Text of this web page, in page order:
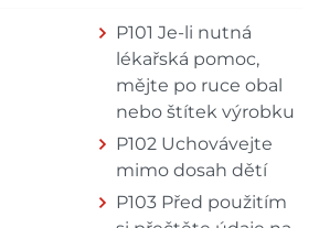
P101 Je-li nutná
lékařská pomoc,
mějte po ruce obal
nebo štítek výrobku
P102 Uchovávejte
mimo dosah dětí
P103 Před použitím